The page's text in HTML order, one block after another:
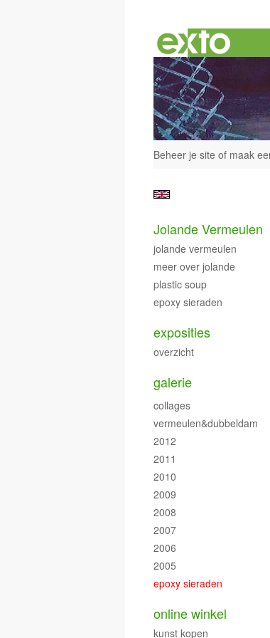
Beheer je site of maak
Jolande Vermeulen
jolande vermeulen
meer over jolande
plastic soup
epoxy sieraden
exposities
overzicht
galerie
collages
vermeulen&dubbeldam
2012
2011
2010
2009
2008
2007
2006
2005
epoxy sieraden
online winkel
kunst kopen